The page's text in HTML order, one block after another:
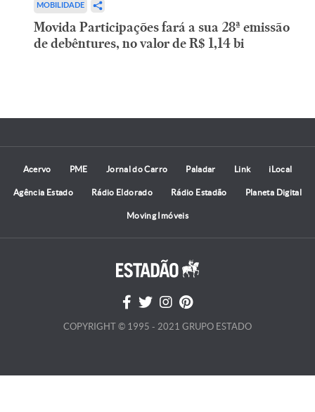
MOBILIDADE
Movida Participações fará a sua 28ª emissão
de debêntures, no valor de R$ 1,14 bi
Acervo PME Jornal do Carro Paladar Link iLocal
Agência Estado Rádio Eldorado Rádio Estadão Planeta Digital
Moving Imóveis
COPYRIGHT © 1995 - 2021 GRUPO ESTADO